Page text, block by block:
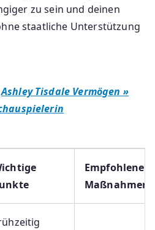
zu sein und deinen
staatliche Unterstützung
Ashley Tisdale Vermögen »
Empfohlene
Maßnahmen